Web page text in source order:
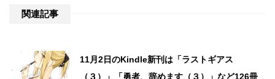
関連記事
11月2日のKindle新刊は「ラストギアス
（３）」「勇者、辞めます（３）」など126冊